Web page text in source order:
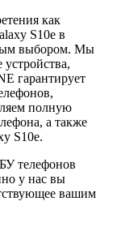
как
S10e в
выбором. Мы
гарантирует
полную
а также
S10e.
телефонов
у нас вы
вашим